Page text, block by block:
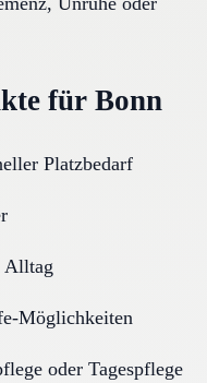
für Bonn
Platzbedarf
Alltag
Möglichkeiten
oder Tagespflege